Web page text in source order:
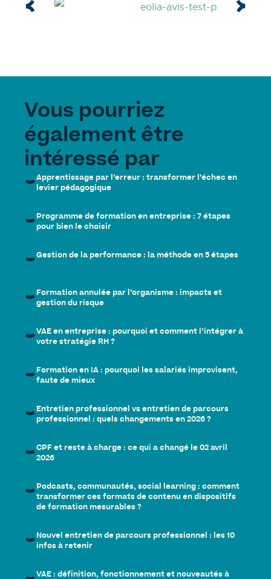
Vous pourriez
également être
intéressé par
Apprentissage par l’erreur : transformer l’échec en
levier pédagogique
Programme de formation en entreprise : 7 étapes
pour bien le choisir
Gestion de la performance : la méthode en 5 étapes
Formation annulée par l’organisme : impacts et
gestion du risque
VAE en entreprise : pourquoi et comment l’intégrer à
votre stratégie RH ?
Formation en IA : pourquoi les salariés improvisent,
faute de mieux
Entretien professionnel vs entretien de parcours
professionnel : quels changements en 2026 ?
CPF et reste à charge : ce qui a changé le 02 avril
2026
Podcasts, communautés, social learning : comment
transformer ces formats de contenu en dispositifs
de formation mesurables ?
Nouvel entretien de parcours professionnel : les 10
infos à retenir
VAE : définition, fonctionnement et nouveautés à